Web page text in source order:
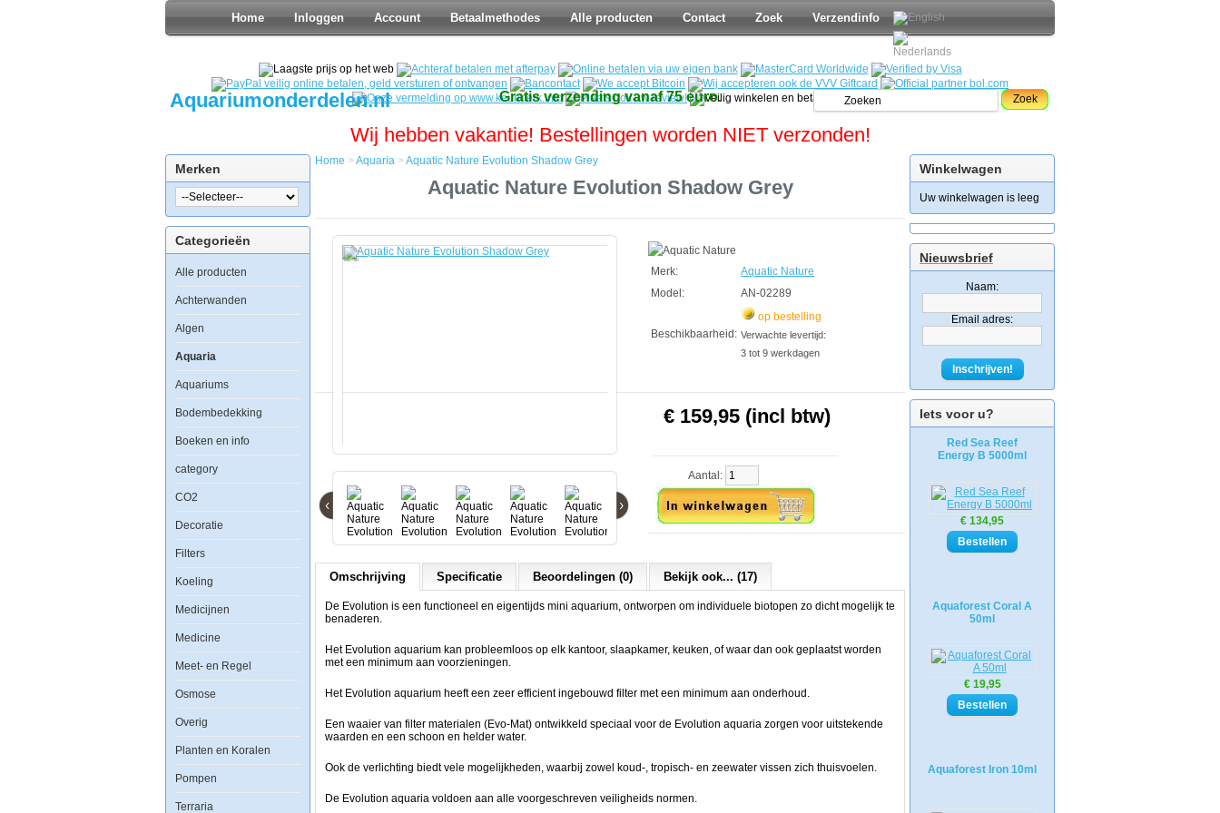
Home Inloggen Account Betaalmethodes Alle producten Contact Zoek Verzendinfo
Aquariumonderdelen.nl Gratis verzending vanaf 75 euro. Zoek
Wij hebben vakantie! Bestellingen worden NIET verzonden!
Merken
Categorieën
Alle producten
Achterwanden
Algen
Aquaria
Aquariums
Bodembedekking
Boeken en info
category
CO2
Decoratie
Filters
Koeling
Medicijnen
Medicine
Meet- en Regel
Osmose
Overig
Planten en Koralen
Pompen
Terraria
Winkelwagen
Uw winkelwagen is leeg
Nieuwsbrief
Naam:
Email adres:
Inschrijven!
Iets voor u?
Red Sea Reef
Energy B 5000ml
€ 134,95
Aquaforest Coral A
50ml
€ 19,95
Aquaforest Iron 10ml
Nature
Evolution
Shadow
De
Evolution
mini
aquarium,
om
individuele
biotopen
dicht
benaderen.
Het Evolution
probleemloos
Home > Aquaria > Aquatic Nature Evolution Shadow Grey
Aquatic Nature Evolution Shadow Grey
‹ ›
Merk:
Aquatic Nature
Model:
AN-02289
Beschikbaarheid:
op bestelling
Verwachte levertijd:
3 tot 9 werkdagen
€ 159,95 (incl btw)
Aantal:
Omschrijving Specificatie Beoordelingen (0) Bekijk ook... (17)
De Evolution is een functioneel en eigentijds mini aquarium, ontworpen om individuele biotopen zo dicht mogelijk te
benaderen.
Het Evolution aquarium kan probleemloos op elk kantoor, slaapkamer, keuken, of waar dan ook geplaatst worden
met een minimum aan voorzieningen.
Het Evolution aquarium heeft een zeer efficient ingebouwd filter met een minimum aan onderhoud.
Een waaier van filter materialen (Evo-Mat) ontwikkeld speciaal voor de Evolution aquaria zorgen voor uitstekende
waarden en een schoon en helder water.
Ook de verlichting biedt vele mogelijkheden, waarbij zowel koud-, tropisch- en zeewater vissen zich thuisvoelen.
De Evolution aquaria voldoen aan alle voorgeschreven veiligheids normen.